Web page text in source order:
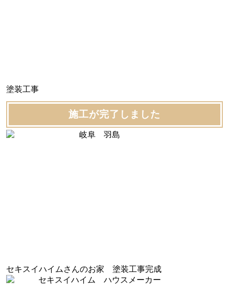
塗装工事
施工が完了しました
セキスイハイムさんのお家 塗装工事完成